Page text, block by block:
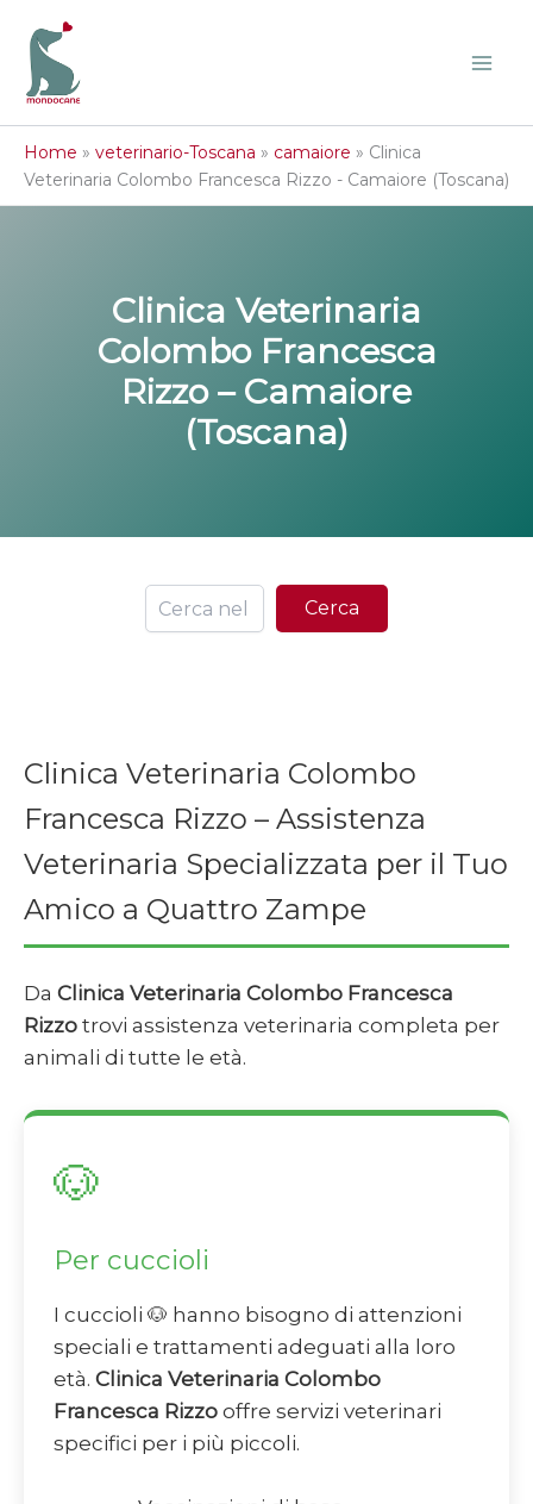
contenuto
Home » veterinario-Toscana » camaiore » Clinica
Veterinaria Colombo Francesca Rizzo - Camaiore (Toscana)
Clinica Veterinaria
Colombo Francesca
Rizzo – Camaiore
(Toscana)
Cerca
Clinica Veterinaria Colombo
Francesca Rizzo – Assistenza
Veterinaria Specializzata per il Tuo
Amico a Quattro Zampe
Da Clinica Veterinaria Colombo Francesca
Rizzo trovi assistenza veterinaria completa per
animali di tutte le età.
🐶
Per cuccioli
I cuccioli 🐶 hanno bisogno di attenzioni
speciali e trattamenti adeguati alla loro
età. Clinica Veterinaria Colombo
Francesca Rizzo offre servizi veterinari
specifici per i più piccoli.